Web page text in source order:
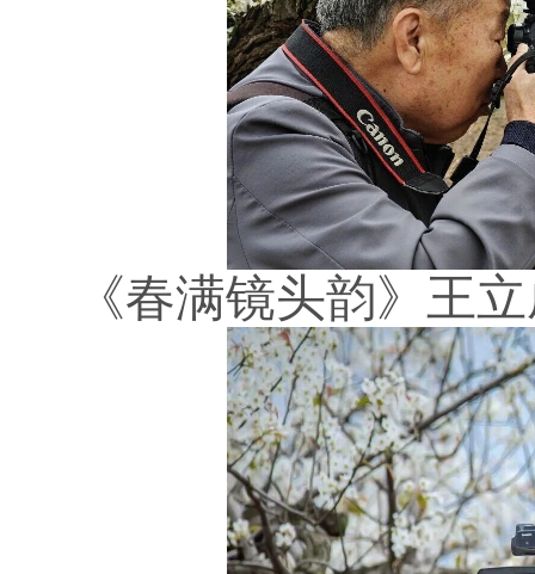
《春满镜头韵》王